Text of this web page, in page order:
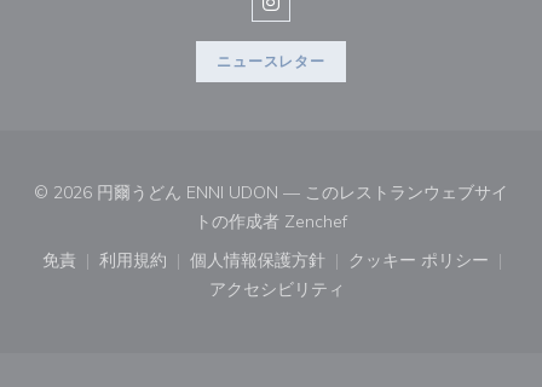
Instagram ((新しいウィンドウ
ニュースレター
© 2026 円爾うどん ENNI UDON — このレストランウェブサイ
トの作成者 Zenchef((新しいウィンドウで開
免責
((新しいウィンドウで開きます))
利用規約
((新しいウィンドウで開きます))
個人情報保護方針
((新しいウィンドウで開きます))
クッキー ポリシー
((新しいウィ
アクセシビリティ
((新しいウィンドウで開きます))